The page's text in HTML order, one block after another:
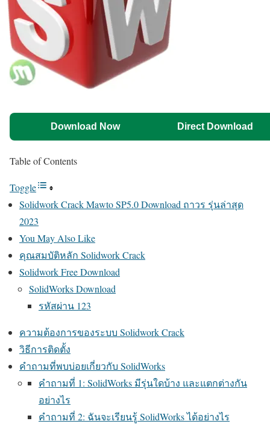
Download Now Direct Download
Table of Contents
Toggle
Solidwork Crack Mawto SP5.0 Download ถาวร รุ่นล่าสุด
2023
You May Also Like
คุณสมบัติหลัก Solidwork Crack
Solidwork Free Download
SolidWorks Download
รหัสผ่าน 123
ความต้องการของระบบ Solidwork Crack
วิธีการติดตั้ง
คำถามที่พบบ่อยเกี่ยวกับ SolidWorks
คำถามที่ 1: SolidWorks มีรุ่นใดบ้าง และแตกต่างกัน
อย่างไร
คำถามที่ 2: ฉันจะเรียนรู้ SolidWorks ได้อย่างไร